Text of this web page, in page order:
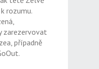
rozumu.
zarezervovat
případně